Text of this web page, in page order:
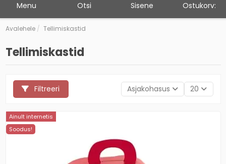
Menu Otsi Sisene Ostukorv:
Avalehele Tellimiskastid
Tellimiskastid
Filtreeri Asjakohasus 20
Ainult internetis
Soodus!